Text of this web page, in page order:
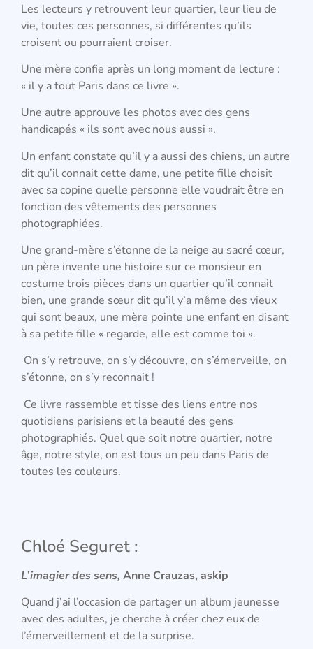
Les lecteurs y retrouvent leur quartier, leur lieu de
vie, toutes ces personnes, si différentes qu’ils
croisent ou pourraient croiser.
Une mère confie après un long moment de lecture :
« il y a tout Paris dans ce livre ».
Une autre approuve les photos avec des gens
handicapés « ils sont avec nous aussi ».
Un enfant constate qu’il y a aussi des chiens, un autre
dit qu’il connait cette dame, une petite fille choisit
avec sa copine quelle personne elle voudrait être en
fonction des vêtements des personnes
photographiées.
Une grand-mère s’étonne de la neige au sacré cœur,
un père invente une histoire sur ce monsieur en
costume trois pièces dans un quartier qu’il connait
bien, une grande sœur dit qu’il y’a même des vieux
qui sont beaux, une mère pointe une enfant en disant
à sa petite fille « regarde, elle est comme toi ».
On s’y retrouve, on s’y découvre, on s’émerveille, on
s’étonne, on s’y reconnait !
Ce livre rassemble et tisse des liens entre nos
quotidiens parisiens et la beauté des gens
photographiés. Quel que soit notre quartier, notre
âge, notre style, on est tous un peu dans Paris de
toutes les couleurs.
Chloé Seguret :
L’imagier des sens, Anne Crauzas, askip
Quand j’ai l’occasion de partager un album jeunesse
avec des adultes, je cherche à créer chez eux de
l’émerveillement et de la surprise.